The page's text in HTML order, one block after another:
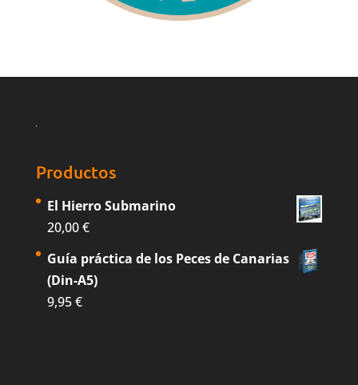
Productos
El Hierro Submarino
20,00€
Guía práctica de los Peces de Canarias
(Din-A5)
9,95€